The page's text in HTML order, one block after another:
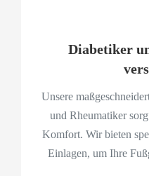
Diabetiker
Unsere
und Rheumatiker
Komfort. Wir bieten
Einlagen, um Ihre